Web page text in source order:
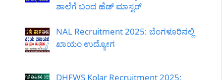
ಶಾಲೆಗೆ ಬಂದ ಹೆಡ್ ಮಾಸ್ಟರ್
NAL Recruitment 2025: ಬೆಂಗಳೂರಿನಲ್ಲಿ
ಖಾಯಂ ಉದ್ಯೋಗ
DHFWS Kolar Recruitment 2025: